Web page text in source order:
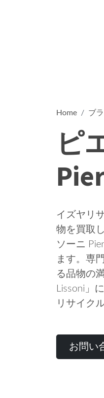
Home ブ
ピ
イズヤリ
物を買取
ソーニ
ます。専
る品物の
Lissoni」
リサイク
お問い